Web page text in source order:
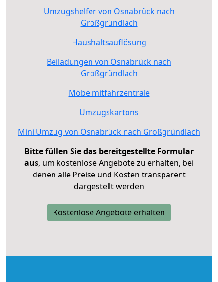
Umzugshelfer von Osnabrück nach
Großgründlach
Haushaltsauflösung
Beiladungen von Osnabrück nach
Großgründlach
Möbelmitfahrzentrale
Umzugskartons
Mini Umzug von Osnabrück nach Großgründlach
Bitte füllen Sie das bereitgestellte Formular
aus, um kostenlose Angebote zu erhalten, bei
denen alle Preise und Kosten transparent
dargestellt werden
Kostenlose Angebote erhalten